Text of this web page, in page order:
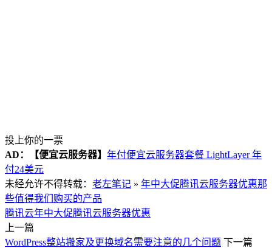
投上你的一票
AD：
【便宜云服务器】 年付便宜云服务器套餐 LightLayer 年
付24美元
未经允许不得转载： 老左笔记 » 年中大促腾讯云服务器优惠那
些值得我们购买的产品
腾讯云年中大促腾讯云服务器优惠
上一篇
WordPress整站搬家及更换域名需要注意的几个问题 下一篇